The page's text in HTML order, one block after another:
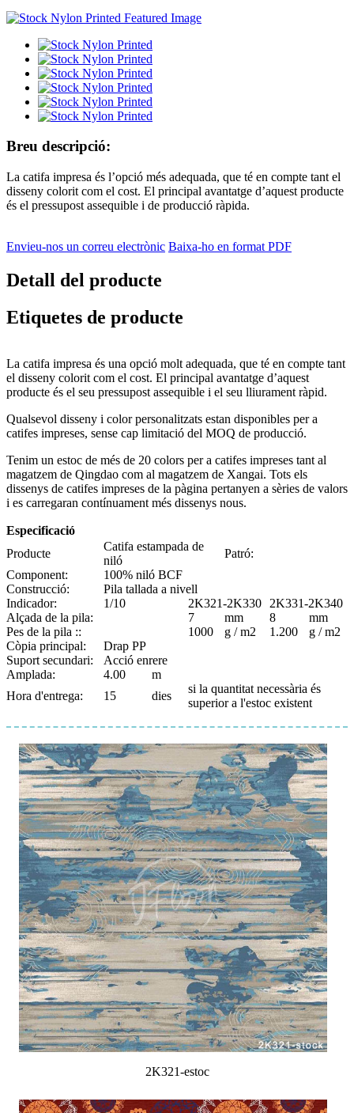
Breu descripció:
La catifa impresa és l’opció més adequada, que té en compte tant el
disseny colorit com el cost. El principal avantatge d’aquest producte
és el pressupost assequible i de producció ràpida.
Envieu-nos un correu electrònic Baixa-ho en format PDF
Detall del producte
Etiquetes de producte
La catifa impresa és una opció molt adequada, que té en compte tant
el disseny colorit com el cost. El principal avantatge d’aquest
producte és el seu pressupost assequible i el seu lliurament ràpid.
Qualsevol disseny i color personalitzats estan disponibles per a
catifes impreses, sense cap limitació del MOQ de producció.
Tenim un estoc de més de 20 colors per a catifes impreses tant al
magatzem de Qingdao com al magatzem de Xangai. Tots els
dissenys de catifes impreses de la pàgina pertanyen a sèries de valors
i es carregaran contínuament més dissenys nous.
Especificació
Producte
Catifa estampada de
niló
Patró:
Component:
100% niló BCF
Construcció:
Pila tallada a nivell
Indicador:
1/10 2K321-2K330
2K331-2K340
Alçada de la pila:
7 mm 8
mm
Pes de la pila ::
1000 g / m2 1.200
g / m2
Còpia principal:
Drap PP
Suport secundari:
Acció enrere
Amplada:
4.00
m
Hora d'entrega:
15 dies
si la quantitat necessària és
superior a l'estoc existent
2K321-estoc